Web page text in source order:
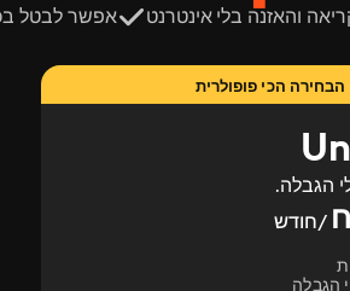
והאזנה בלי אינטרנט אפשר לבטל
הבחירה הכי פופולרית
הגבלה.
/חודש
הגבלה